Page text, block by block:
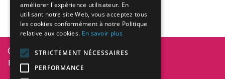
Diversity In Design 2026
BE0836.101.101
améliorer l'expérience utilisateur. En
utilisant notre site Web, vous acceptez tous
les cookies conformément à notre Politique
relative aux cookies. En savoir plus
STRICTEMENT NÉCESSAIRES
PERFORMANCE